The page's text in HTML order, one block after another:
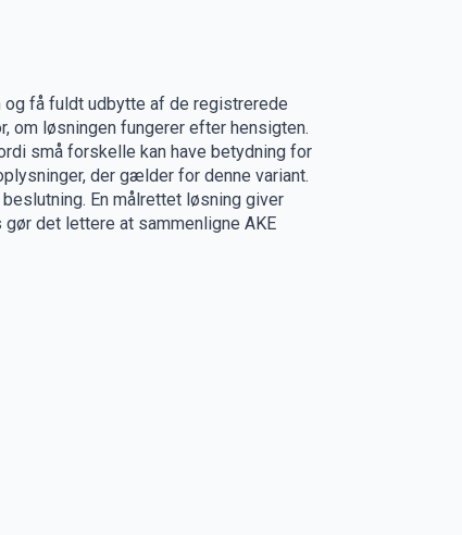
og få fuldt udbytte af de registrerede
om løsningen fungerer efter hensigten.
små forskelle kan have betydning for
der gælder for denne variant.
En målrettet løsning giver
det lettere at sammenligne AKE